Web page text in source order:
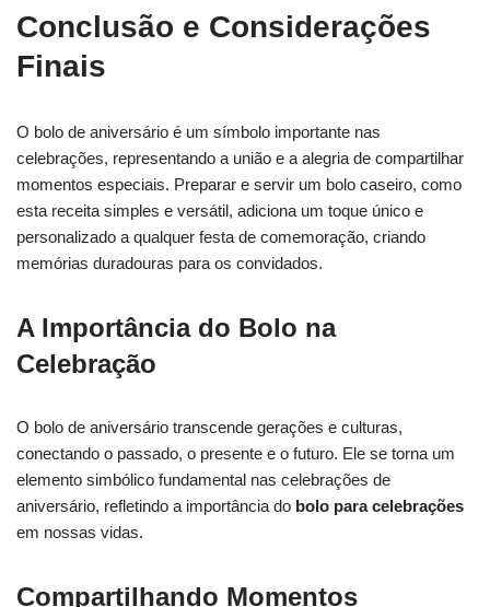
Conclusão e Considerações
Finais
O bolo de aniversário é um símbolo importante nas
celebrações, representando a união e a alegria de compartilhar
momentos especiais. Preparar e servir um bolo caseiro, como
esta receita simples e versátil, adiciona um toque único e
personalizado a qualquer festa de comemoração, criando
memórias duradouras para os convidados.
A Importância do Bolo na
Celebração
O bolo de aniversário transcende gerações e culturas,
conectando o passado, o presente e o futuro. Ele se torna um
elemento simbólico fundamental nas celebrações de
aniversário, refletindo a importância do bolo para celebrações
em nossas vidas.
Compartilhando Momentos